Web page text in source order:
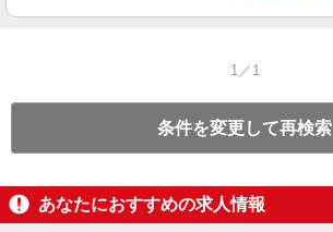
1／1
条件を変更して再検索
あなたにおすすめの求人情報